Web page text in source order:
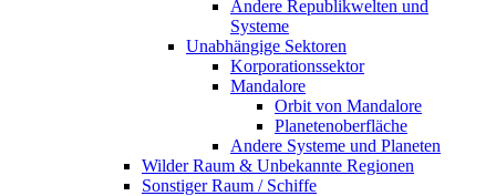
Andere Republikwelten und
Systeme
Unabhängige Sektoren
Korporationssektor
Mandalore
Orbit von Mandalore
Planetenoberfläche
Andere Systeme und Planeten
Wilder Raum & Unbekannte Regionen
Sonstiger Raum / Schiffe